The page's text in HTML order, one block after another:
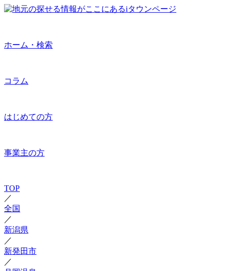
ホーム・検索
コラム
はじめての方
事業主の方
TOP
／
全国
／
新潟県
／
新発田市
／